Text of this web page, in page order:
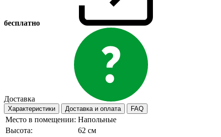
бесплатно
Доставка
Характеристики Доставка и оплата FAQ
Место в помещении: Напольные
Высота:
62 см